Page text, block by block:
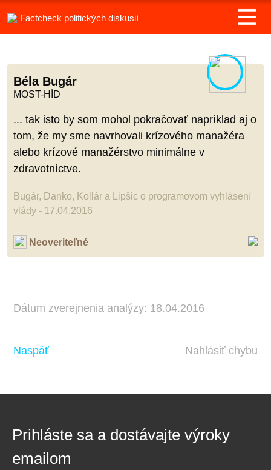
Factcheck politických diskusií
Béla Bugár
MOST-HÍD
... tak isto by som mohol pokračovať napríklad aj o
tom, že my sme navrhovali krízového manažéra
alebo krízové manažérstvo minimálne v
zdravotníctve.
Bugár, Danko, Kollár a Lipšic o programovom vyhlásení
vlády - 17.04.2016
Neoveriteľné
Dátum zverejnenia analýzy: 18.04.2016
Naspäť Nahlásiť chybu
Prihláste sa a dostávajte výroky
emailom